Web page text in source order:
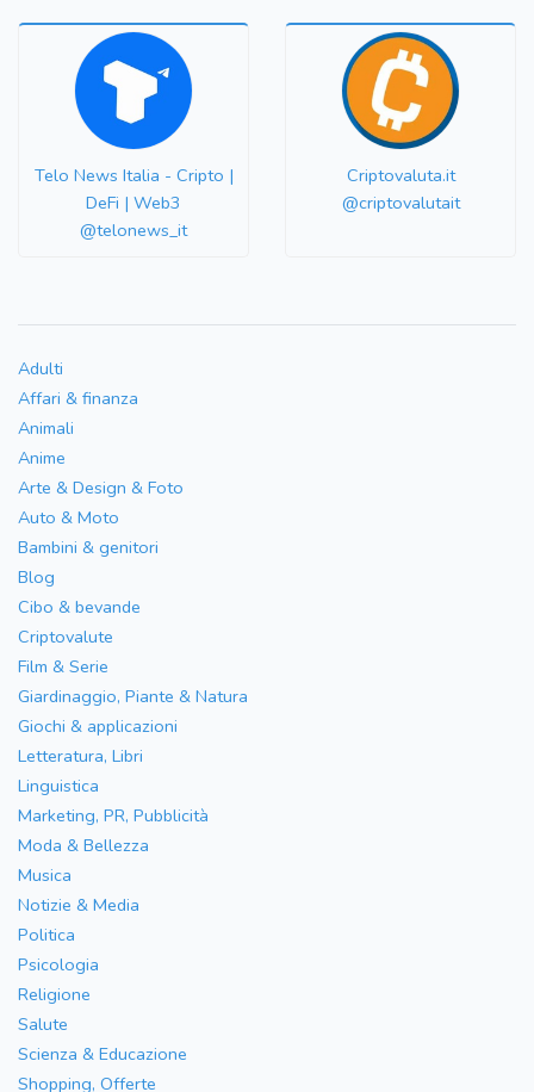
Telo News Italia - Cripto |
DeFi | Web3
@telonews_it
Criptovaluta.it
@criptovalutait
Adulti
Affari & finanza
Animali
Anime
Arte & Design & Foto
Auto & Moto
Bambini & genitori
Blog
Cibo & bevande
Criptovalute
Film & Serie
Giardinaggio, Piante & Natura
Giochi & applicazioni
Letteratura, Libri
Linguistica
Marketing, PR, Pubblicità
Moda & Bellezza
Musica
Notizie & Media
Politica
Psicologia
Religione
Salute
Scienza & Educazione
Shopping, Offerte